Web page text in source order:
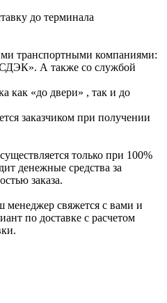
до терминала
транспортными компаниями:
А также со службой
как «до двери» , так и до
заказчиком при получении
только при 100%
денежные средства за
заказа.
менеджер свяжется с вами и
по доставке с расчетом